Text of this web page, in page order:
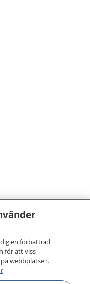
en förbättrad
för att viss
webbplatsen.